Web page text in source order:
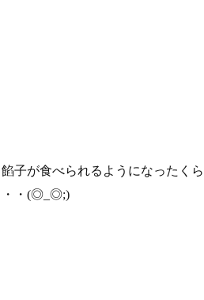
子が食べられるようになったくら
・・(◎_◎;)